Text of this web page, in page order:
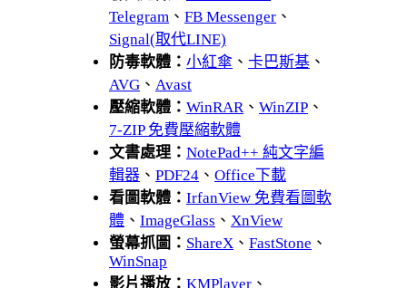
Telegram 、 FB Messenger 、
Signal(取代LINE)
防毒軟體： 小紅傘 、 卡巴斯基 、
AVG 、 Avast
壓縮軟體： WinRAR、 WinZIP 、
7-ZIP 免費壓縮軟體
文書處理： NotePad++ 純文字編
輯器 、 PDF24 、 Office下載
看圖軟體： IrfanView 免費看圖軟
體 、 ImageGlass 、 XnView
螢幕抓圖： ShareX 、 FastStone 、
WinSnap
影片播放： KMPlayer 、